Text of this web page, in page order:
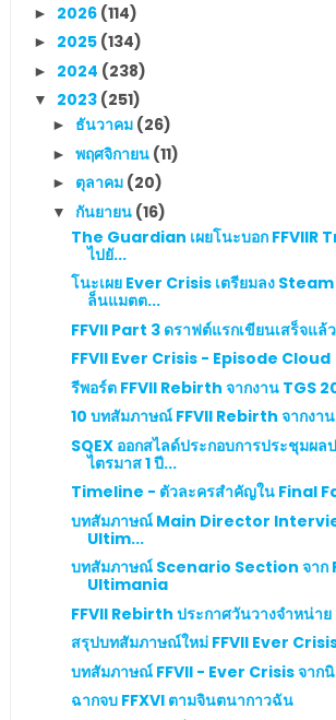
► 2026 (114)
► 2025 (134)
► 2024 (238)
▼ 2023 (251)
► ธันวาคม (26)
► พฤศจิกายน (11)
► ตุลาคม (20)
▼ กันยายน (16)
The Guardian เผยโนะบอก FFVIIR
ไปยั...
โนะเผย Ever Crisis เตรียมลง Steam
ล็นแมตต...
FFVII Part 3 ดราฟต์แรกเขียนเสร็จแล้
FFVII Ever Crisis - Episode Cloud
รีพอร์ต FFVII Rebirth จากงาน TGS
10 บทสัมภาษณ์ FFVII Rebirth จากงา
SQEX ออกสไลด์ประกอบการประชุมผล
ไตรมาส 1 ปี...
Timeline - ตัวละครสำคัญใน Final
บทสัมภาษณ์ Main Director
Ultim...
บทสัมภาษณ์ Scenario Section จาก
Ultimania
FFVII Rebirth ประกาศวันวางจำหน่า
สรุปบทสัมภาษณ์ใหม่ FFVII Ever
บทสัมภาษณ์ FFVII - Ever Crisis จาก
ฉากจบ FFXVI ตามจินตนากาวฉัน